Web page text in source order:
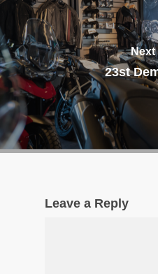
Next
23st
Leave a Reply